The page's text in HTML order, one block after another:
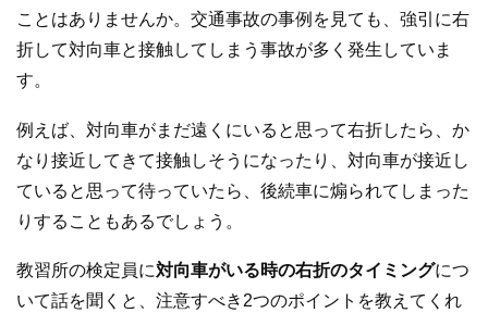
ことはありませんか。交通事故の事例を見ても、強引に右
折して対向車と接触してしまう事故が多く発生していま
す。
例えば、対向車がまだ遠くにいると思って右折したら、か
なり接近してきて接触しそうになったり、対向車が接近し
ていると思って待っていたら、後続車に煽られてしまった
りすることもあるでしょう。
教習所の検定員に対向車がいる時の右折のタイミングにつ
いて話を聞くと、注意すべき2つのポイントを教えてくれ